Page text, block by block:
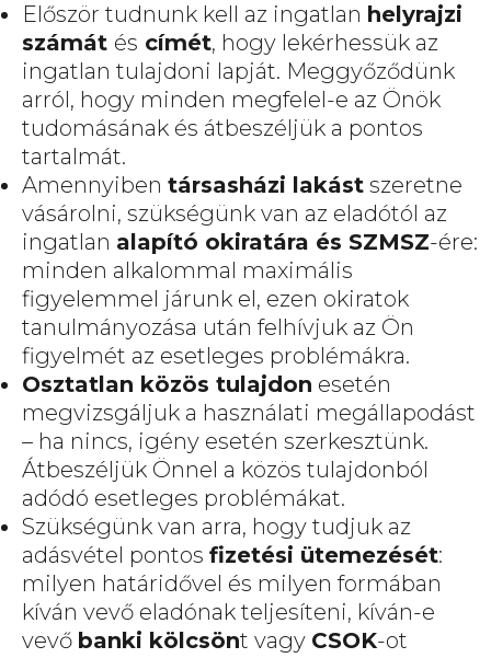
Először tudnunk kell az ingatlan helyrajzi
számát és címét, hogy lekérhessük az
ingatlan tulajdoni lapját. Meggyőződünk
arról, hogy minden megfelel-e az Önök
tudomásának és átbeszéljük a pontos
tartalmát.
Amennyiben társasházi lakást szeretne
vásárolni, szükségünk van az eladótól az
ingatlan alapító okiratára és SZMSZ-ére:
minden alkalommal maximális
figyelemmel járunk el, ezen okiratok
tanulmányozása után felhívjuk az Ön
figyelmét az esetleges problémákra.
Osztatlan közös tulajdon esetén
megvizsgáljuk a használati megállapodást
– ha nincs, igény esetén szerkesztünk.
Átbeszéljük Önnel a közös tulajdonból
adódó esetleges problémákat.
Szükségünk van arra, hogy tudjuk az
adásvétel pontos fizetési ütemezését:
milyen határidővel és milyen formában
kíván vevő eladónak teljesíteni, kíván-e
vevő banki kölcsönt vagy CSOK-ot